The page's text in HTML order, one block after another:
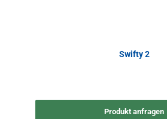
Swifty 2
Produkt anfragen